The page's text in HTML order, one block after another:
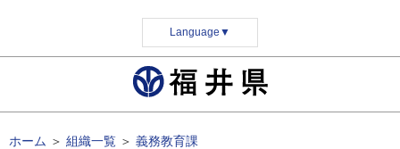
Language ▼
ホーム ＞ 組織一覧 ＞ 義務教育課